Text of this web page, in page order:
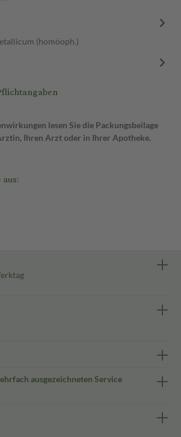
(homöoph.)
lesen Sie die Packungsbeilage
Ihren Arzt oder in Ihrer Apotheke.
ausgezeichneten Service